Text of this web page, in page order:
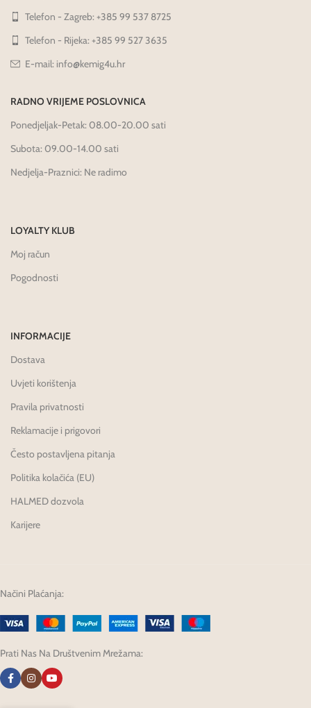
Telefon - Zagreb: +385 99 537 8725
Telefon - Rijeka: +385 99 527 3635
E-mail: info@kemig4u.hr
RADNO VRIJEME POSLOVNICA
Ponedjeljak-Petak: 08.00-20.00 sati
Subota: 09.00-14.00 sati
Nedjelja-Praznici: Ne radimo
LOYALTY KLUB
Moj račun
Pogodnosti
INFORMACIJE
Dostava
Uvjeti korištenja
Pravila privatnosti
Reklamacije i prigovori
Često postavljena pitanja
Politika kolačića (EU)
HALMED dozvola
Karijere
Načini Plaćanja:
Prati Nas Na Društvenim Mrežama: